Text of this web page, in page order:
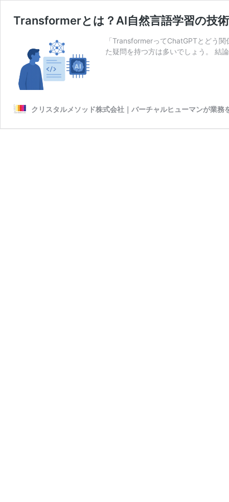
Transformerとは？AI自然言語学習の技
「TransformerってChatGPTとどう
た疑問を持つ方は多いでしょう。 結
クリスタルメソッド株式会社｜バーチャルヒューマンが業務